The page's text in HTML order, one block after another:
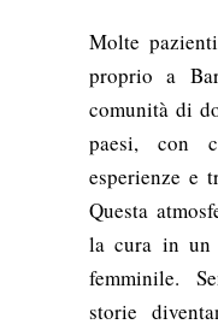
Molte
proprio a
comunità di
paesi, con
esperienze e
Questa
la cura in
femminile.
storie